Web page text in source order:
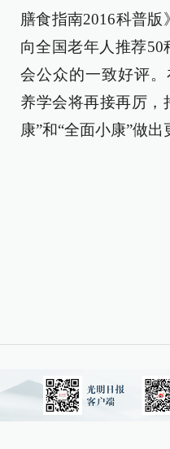
膳食指南2016科普版
向全国老年人推荐50
会公众的一致好评
养学会将再接再厉，
康”和“全面小康”做出